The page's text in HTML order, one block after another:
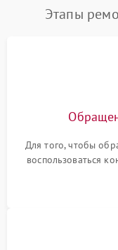
Этапы
Для того, чтобы
воспользоваться
или